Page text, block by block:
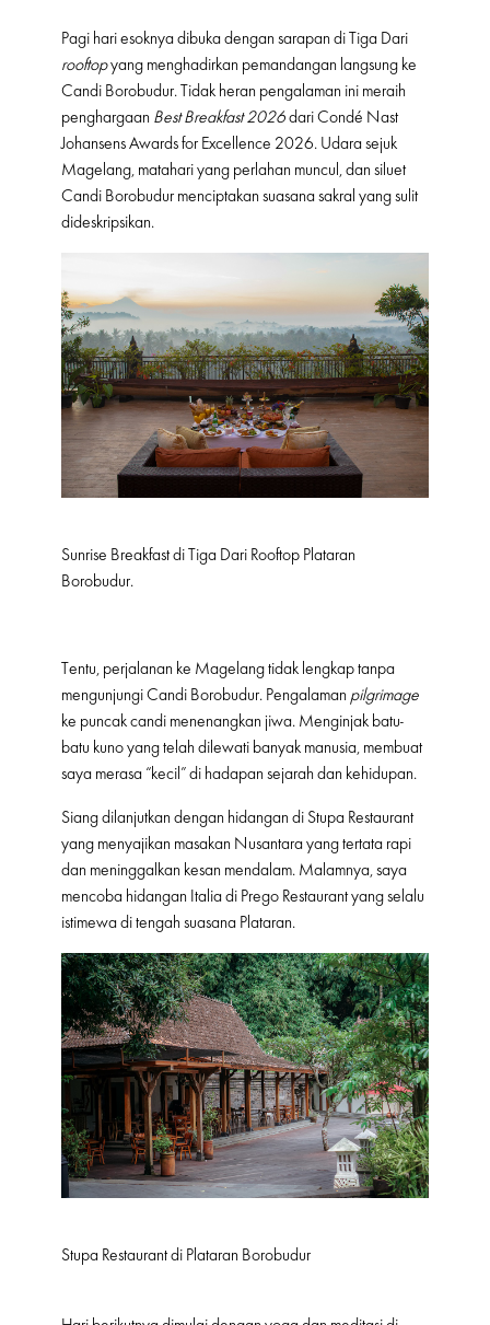
Pagi hari esoknya dibuka dengan sarapan di Tiga Dari
rooftopyang menghadirkan pemandangan langsung ke
Candi Borobudur. Tidak heran pengalaman ini meraih
penghargaan Best Breakfast 2026dari Condé Nast
Johansens Awards for Excellence 2026. Udara sejuk
Magelang, matahari yang perlahan muncul, dan siluet
Candi Borobudur menciptakan suasana sakral yang sulit
dideskripsikan.
Sunrise Breakfast di Tiga Dari Rooftop Plataran
Borobudur.
Tentu, perjalanan ke Magelang tidak lengkap tanpa
mengunjungi Candi Borobudur. Pengalaman pilgrimage
ke puncak candi menenangkan jiwa. Menginjak batu-
batu kuno yang telah dilewati banyak manusia, membuat
saya merasa “kecil” di hadapan sejarah dan kehidupan.
Siang dilanjutkan dengan hidangan di Stupa Restaurant
yang menyajikan masakan Nusantara yang tertata rapi
dan meninggalkan kesan mendalam. Malamnya, saya
mencoba hidangan Italia di Prego Restaurant yang selalu
istimewa di tengah suasana Plataran.
Stupa Restaurant di Plataran Borobudur